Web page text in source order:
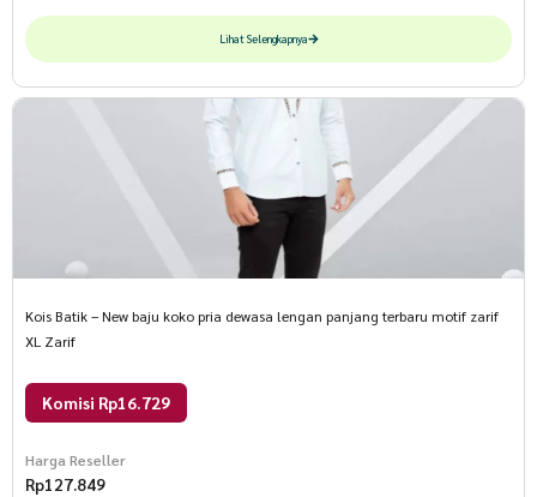
Lihat Selengkapnya
Kois Batik – New baju koko pria dewasa lengan panjang terbaru motif zarif
XL Zarif
Komisi Rp16.729
Harga Reseller
Rp127.849